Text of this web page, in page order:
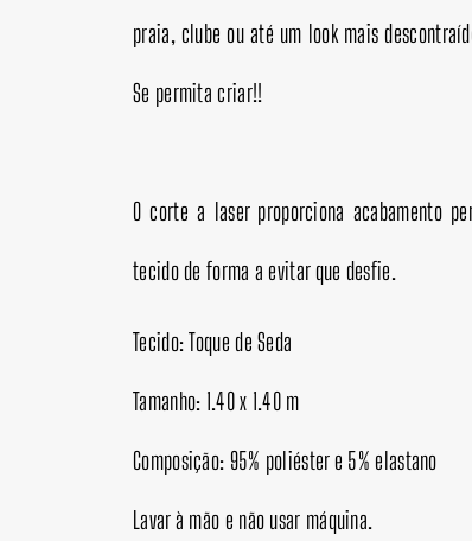
praia, clube ou até um look mais
Se permita criar!!
O corte a laser proporciona acabamento
tecido de forma a evitar que desfie.
Tecido: Toque de Seda
Tamanho: 1.40 x 1.40 m
Composição: 95% poliéster e 5% elastano
Lavar à mão e não usar máquina.